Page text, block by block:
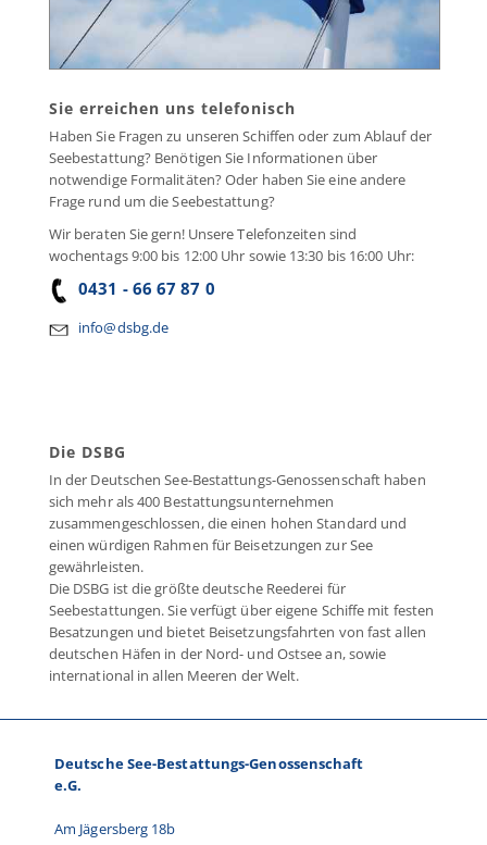
Sie erreichen uns telefonisch
Haben Sie Fragen zu unseren Schiffen oder zum Ablauf der
Seebestattung? Benötigen Sie Informationen über
notwendige Formalitäten? Oder haben Sie eine andere
Frage rund um die Seebestattung?
Wir beraten Sie gern! Unsere Telefonzeiten sind
wochentags 9:00 bis 12:00 Uhr sowie 13:30 bis 16:00 Uhr:
0431 - 66 67 87 0
info@dsbg.de
Die DSBG
In der Deutschen See-Bestattungs-Genossenschaft haben
sich mehr als 400 Bestattungsunternehmen
zusammengeschlossen, die einen hohen Standard und
einen würdigen Rahmen für Beisetzungen zur See
gewährleisten.
Die DSBG ist die größte deutsche Reederei für
Seebestattungen. Sie verfügt über eigene Schiffe mit festen
Besatzungen und bietet Beisetzungsfahrten von fast allen
deutschen Häfen in der Nord- und Ostsee an, sowie
international in allen Meeren der Welt.
Deutsche See-Bestattungs-Genossenschaft
e.G.
Am Jägersberg 18b